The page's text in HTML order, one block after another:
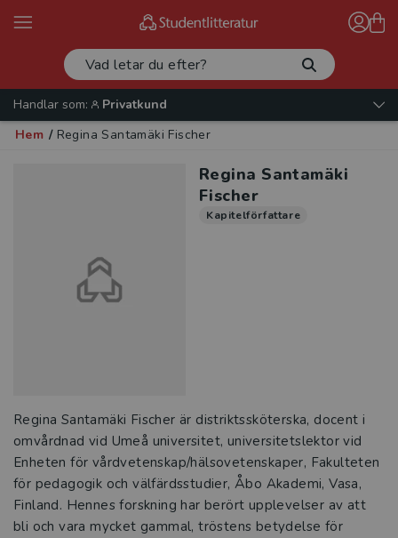
Handlar som:
Privatkund
Hem / Regina Santamäki Fischer
Regina Santamäki
Fischer
Kapitelförfattare
Regina Santamäki Fischer är distriktssköterska, docent i
omvårdnad vid Umeå universitet, universitetslektor vid
Enheten för vårdvetenskap/hälsovetenskaper, Fakulteten
för pedagogik och välfärdsstudier, Åbo Akademi, Vasa,
Finland. Hennes forskning har berört upplevelser av att
bli och vara mycket gammal, tröstens betydelse för